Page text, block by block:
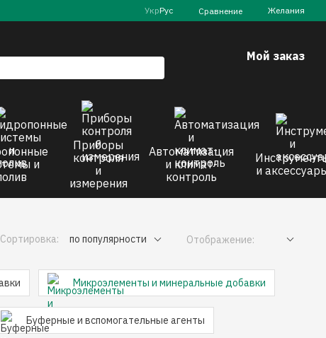
УкрРус Сравнение Желания
Мой заказ
и
Приборы
контроля
и
измерения
Автоматизация
и климат-
контроль
и
Сортировка: по популярности Отображение:
Микроэлементы и минеральные добавки
Буферные и вспомогательные агенты